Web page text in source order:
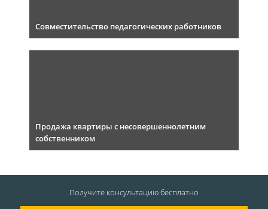
Совместительство педагогических работников
Продажа квартиры с несовершеннолетним
собственником
Получите консультациюбесплатно